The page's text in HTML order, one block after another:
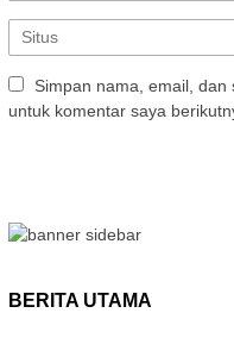
Simpan nama, email,
untuk komentar saya
BERITA UTAMA